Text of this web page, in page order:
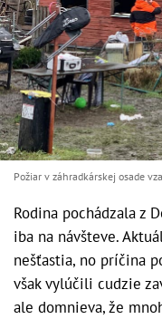
Požiar v záhradkárskej osade
Rodina pochádzala z
iba na návšteve.
nešťastia, no príčina
však vylúčili cudzie
ale domnieva, že